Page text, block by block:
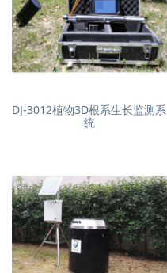
DJ-3012植物3D根系生长监测系
统